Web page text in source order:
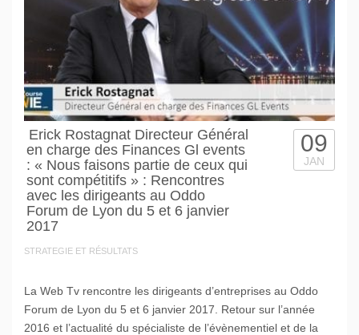
Erick Rostagnat Directeur Général
en charge des Finances Gl events
: « Nous faisons partie de ceux qui
sont compétitifs » : Rencontres
avec les dirigeants au Oddo
Forum de Lyon du 5 et 6 janvier
2017
STRATEGIE ET RÉSULTATS
09
JAN
La Web Tv rencontre les dirigeants d’entreprises au Oddo
Forum de Lyon du 5 et 6 janvier 2017. Retour sur l’année
2016 et l’actualité du spécialiste de l’évènementiel et de la